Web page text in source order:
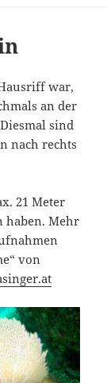
war,
an der
sind
nach rechts
21 Meter
haben. Mehr
von